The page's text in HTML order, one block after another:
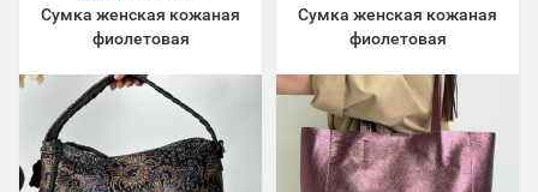
Сумка женская кожаная
фиолетовая
Сумка женская кожаная
фиолетовая